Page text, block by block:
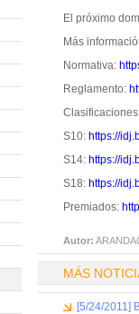
El próximo
Más
Normativa:
Reglamento:
S10: https://
S14: https://
S18: https://
Premiados:
Autor:
MÁS
[5/24/2011]